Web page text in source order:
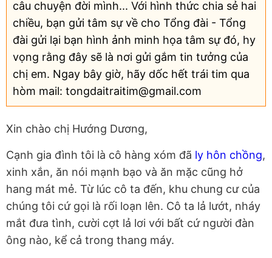
câu chuyện đời mình... Với hình thức chia sẻ hai
chiều, bạn gửi tâm sự về cho Tổng đài - Tổng
đài gửi lại bạn hình ảnh minh họa tâm sự đó, hy
vọng rằng đây sẽ là nơi gửi gắm tin tưởng của
chị em. Ngay bây giờ, hãy dốc hết trái tim qua
hòm mail: tongdaitraitim@gmail.com
Xin chào chị Hướng Dương,
Cạnh gia đình tôi là cô hàng xóm đã ly hôn chồng,
xinh xắn, ăn nói mạnh bạo và ăn mặc cũng hở
hang mát mẻ. Từ lúc cô ta đến, khu chung cư của
chúng tôi cứ gọi là rối loạn lên. Cô ta lả lướt, nháy
mắt đưa tình, cười cợt lả lơi với bất cứ người đàn
ông nào, kể cả trong thang máy.